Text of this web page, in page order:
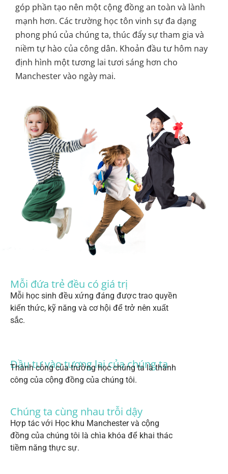
góp phần tạo nên một cộng đồng an toàn và lành
mạnh hơn. Các trường học tôn vinh sự đa dạng
phong phú của chúng ta, thúc đẩy sự tham gia và
niềm tự hào của công dân. Khoản đầu tư hôm nay
định hình một tương lai tươi sáng hơn cho
Manchester vào ngày mai.
Mỗi đứa trẻ đều có giá trị
Mỗi học sinh đều xứng đáng được trao quyền
kiến ​​thức, kỹ năng và cơ hội để trở nên xuất
sắc.
Đầu tư vào tương lai của chúng ta
Thành công của trường học chúng ta là thành
công của cộng đồng của chúng tôi.
Chúng ta cùng nhau trỗi dậy
Hợp tác với Học khu Manchester và cộng
đồng của chúng tôi là chìa khóa để khai thác
tiềm năng thực sự.